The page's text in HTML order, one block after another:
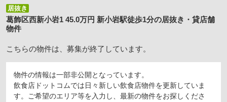
居抜き
葛飾区西新小岩1 45.0万円 新小岩駅徒歩1分の居抜き・貸店舗
物件
こちらの物件は、募集が終了しています。
物件の情報は一部非公開となっています。
飲食店ドットコムでは日々新しい飲食店物件を更新していま
す。ご希望のエリア等を入力し、最新の物件をお探しくださ